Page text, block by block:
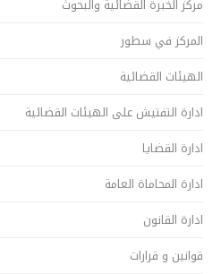
مركز الخبرة القضائية والبحوث
المركز في سطور
الهيئات القضائية
ادارة التفتيش على الهيئات القضائية
ادارة القضايا
ادارة المحاماة العامة
ادارة القانون
قوانين و قرارات